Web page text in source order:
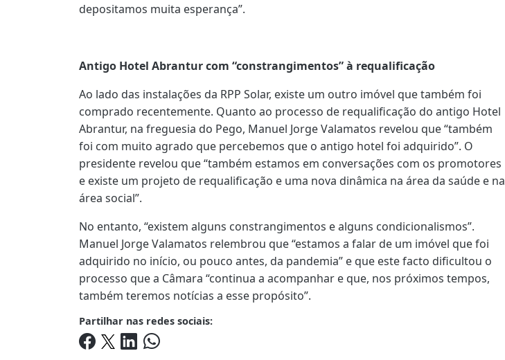
depositamos muita esperança”.
Antigo Hotel Abrantur com “constrangimentos” à requalificação
Ao lado das instalações da RPP Solar, existe um outro imóvel que também foi
comprado recentemente. Quanto ao processo de requalificação do antigo Hotel
Abrantur, na freguesia do Pego, Manuel Jorge Valamatos revelou que “também
foi com muito agrado que percebemos que o antigo hotel foi adquirido”. O
presidente revelou que “também estamos em conversações com os promotores
e existe um projeto de requalificação e uma nova dinâmica na área da saúde e na
área social”.
No entanto, “existem alguns constrangimentos e alguns condicionalismos”.
Manuel Jorge Valamatos relembrou que “estamos a falar de um imóvel que foi
adquirido no início, ou pouco antes, da pandemia” e que este facto dificultou o
processo que a Câmara “continua a acompanhar e que, nos próximos tempos,
também teremos notícias a esse propósito”.
Partilhar nas redes sociais: